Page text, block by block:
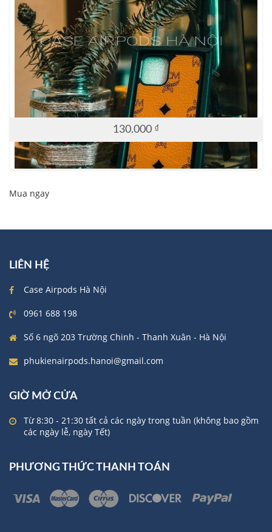
130.000 ₫
Mua ngay
LIÊN HỆ
Case Airpods Hà Nội
0961 688 198
Số 6 ngõ 203 Trường Chinh - Thanh Xuân - Hà Nội
phukienairpods.hanoi@gmail.com
GIỜ MỞ CỬA
Từ 8:30 - 21:30 tất cả các ngày trong tuần (không bao gồm
các ngày lễ, ngày Tết)
PHƯƠNG THỨC THANH TOÁN